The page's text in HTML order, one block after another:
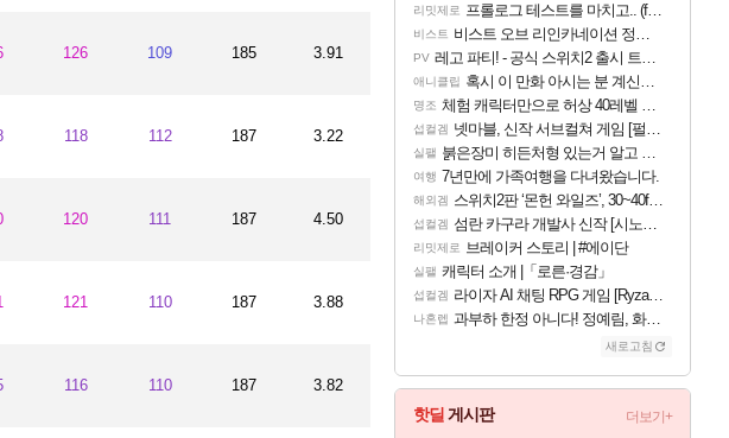
126 109 185 3.91
118 112 187 3.22
120 111 187 4.50
121 110 187 3.88
116 110 187 3.82
리밋제로 프롤로그 테스트를 마치고.. (feat. 리아)
비스트 비스트 오브 리인카네이션 정보/공략글 모음
PV 레고 파티! - 공식 스위치2 출시 트레일러
애니클립 혹시 이 만화 아시는 분 계신가요
명조 체험 캐릭터만으로 허상 40레벨 하이와티아 5분 컷!｜에이메스·린네·모니에 명함
섭컬겜 넷마블, 신작 서브컬쳐 게임 [펄 인 블루] 티저 사이트 오픈
실팰 붉은장미 히든처형 있는거 알고 있었음?
여행 7년만에 가족여행을 다녀왔습니다.
해외겜 스위치2판 ‘몬헌 와일즈’, 30~40fps 목표 추정
섭컬겜 섬란 카구라 개발사 신작 [시노비 넥서스] 연내 출시 예정
리밋제로 브레이커 스토리 | #에이단
실팰 캐릭터 소개 |「로른·경감」
섭컬겜 라이자 AI 채팅 RPG 게임 [RyzaChat: AI] 공개
나혼렙 과부하 한정 아니다! 정예림, 화속성 서포터 세대 교체
새로고침
핫딜 게시판 더보기+